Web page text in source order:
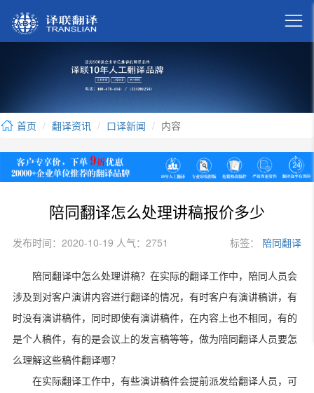

首页 翻译资讯 口译新闻 内容
陪同翻译怎么处理讲稿报价多少
发布时间：2020-10-19 人气：2751 标签： 陪同翻译
陪同翻译中怎么处理讲稿？在实际的翻译工作中，陪同人员会
涉及到对客户演讲内容进行翻译的情况，有时客户有演讲稿讲，有
时没有演讲稿件，同时即使有演讲稿件，在内容上也不相同，有的
是个人稿件，有的是会议上的发言稿等等，做为陪同翻译人员要怎
么理解这些稿件翻译哪？
在实际翻译工作中，有些演讲稿件会提前派发给翻译人员，可